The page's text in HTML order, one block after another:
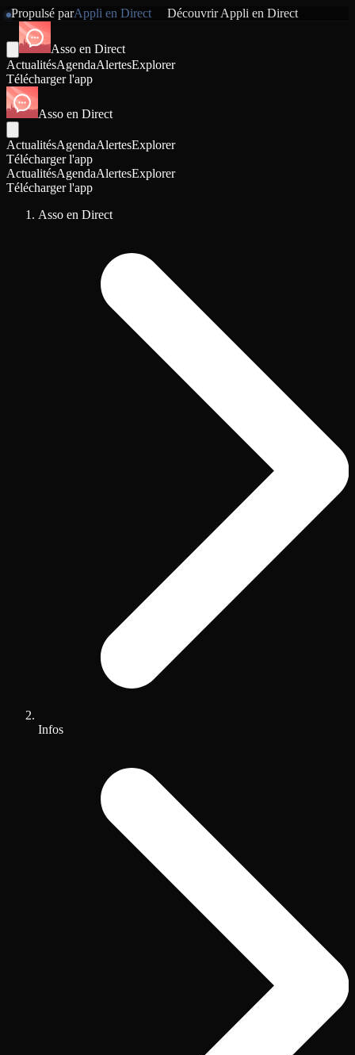
Propulsé parAppli en Direct DécouvrirAppli en Direct
Asso en Direct
ActualitésAgendaAlertesExplorer
Télécharger l'app
Asso en Direct
ActualitésAgendaAlertesExplorer
Télécharger l'app
ActualitésAgendaAlertesExplorer
Télécharger l'app
Asso en Direct
Infos